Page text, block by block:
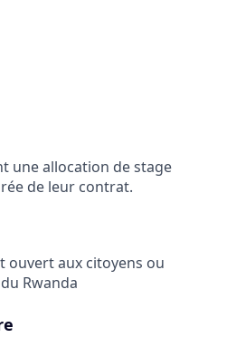
une allocation de stage
de leur contrat.
ouvert aux citoyens ou
Rwanda